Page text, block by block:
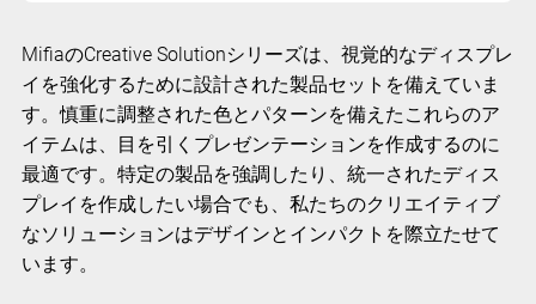
MifiaのCreative Solutionシリーズは、視覚的なディスプレ
イを強化するために設計された製品セットを備えていま
す。慎重に調整された色とパターンを備えたこれらのア
イテムは、目を引くプレゼンテーションを作成するのに
最適です。特定の製品を強調したり、統一されたディス
プレイを作成したい場合でも、私たちのクリエイティブ
なソリューションはデザインとインパクトを際立たせて
います。